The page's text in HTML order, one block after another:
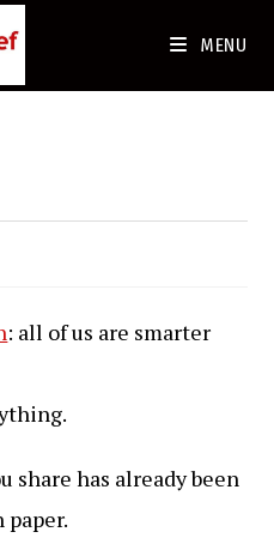
MENU
: all of us are smarter
share has already been